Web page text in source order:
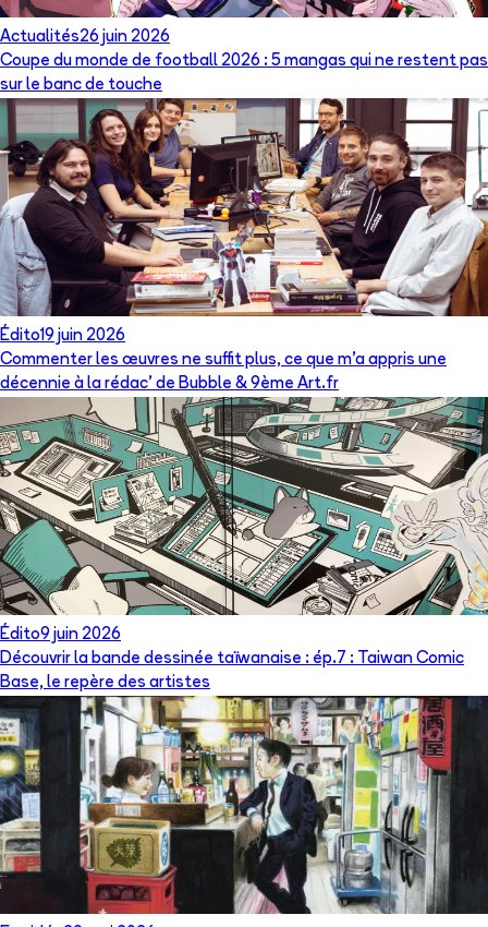
Actualités26 juin 2026
Coupe du monde de football 2026 : 5 mangas qui ne restent pas
sur le banc de touche
Édito19 juin 2026
Commenter les œuvres ne suffit plus, ce que m’a appris une
décennie à la rédac’ de Bubble & 9ème Art.fr
Édito9 juin 2026
Découvrir la bande dessinée taïwanaise : ép.7 : Taiwan Comic
Base, le repère des artistes